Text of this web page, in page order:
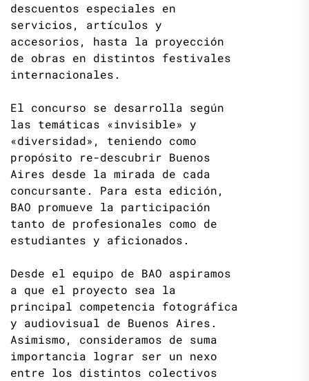
descuentos especiales en
servicios, artículos y
accesorios, hasta la proyección
de obras en distintos festivales
internacionales.
El concurso se desarrolla según
las temáticas «invisible» y
«diversidad», teniendo como
propósito re-descubrir Buenos
Aires desde la mirada de cada
concursante. Para esta edición,
BAO promueve la participación
tanto de profesionales como de
estudiantes y aficionados.
Desde el equipo de BAO aspiramos
a que el proyecto sea la
principal competencia fotográfica
y audiovisual de Buenos Aires.
Asimismo, consideramos de suma
importancia lograr ser un nexo
entre los distintos colectivos